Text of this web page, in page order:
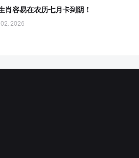
肖容易在农历七月卡到阴！
2026